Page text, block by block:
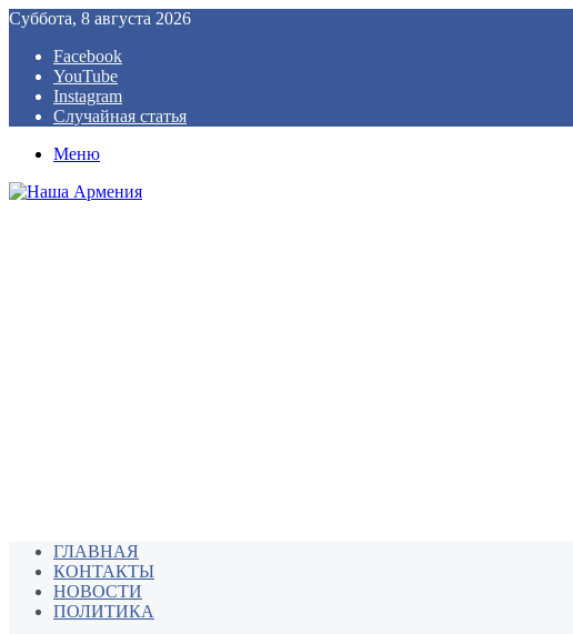
Суббота, 8 августа 2026
Facebook
YouTube
Instagram
Случайная статья
Меню
ГЛАВНАЯ
КОНТАКТЫ
НОВОСТИ
ПОЛИТИКА